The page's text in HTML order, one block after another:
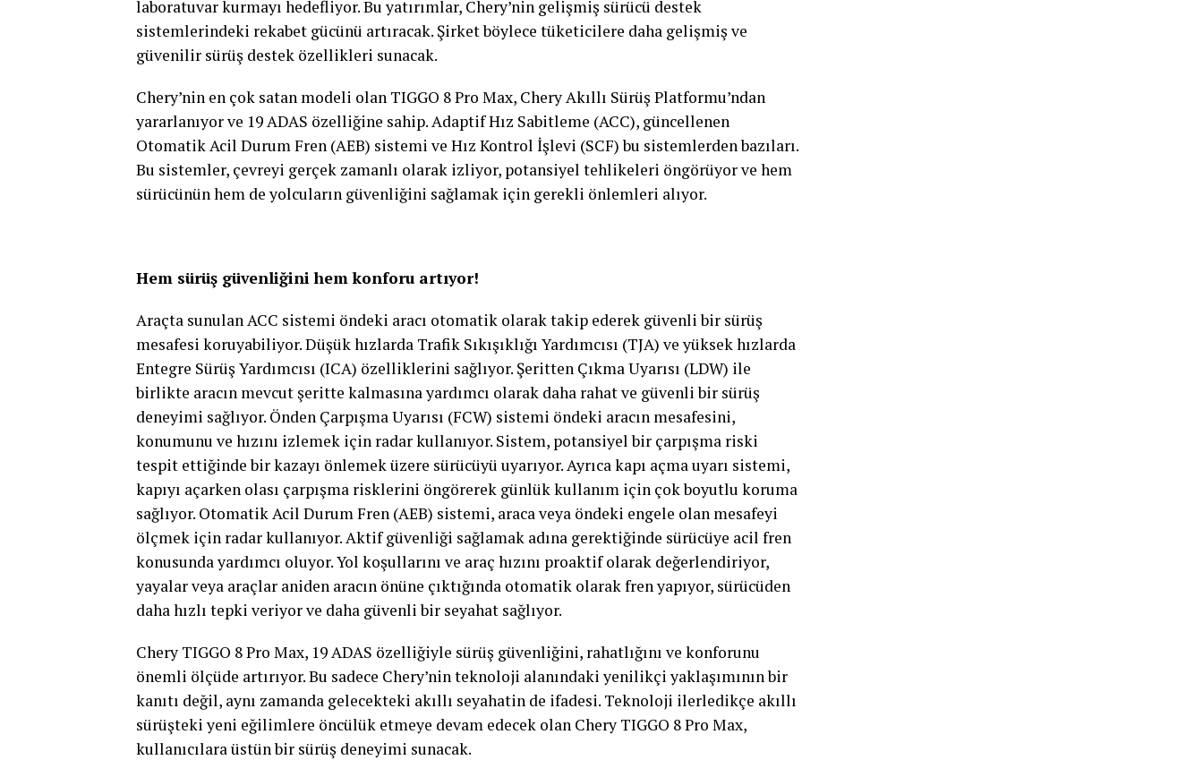
laboratuvar kurmayı hedefliyor. Bu yatırımlar, Chery’nin gelişmiş sürücü destek
sistemlerindeki rekabet gücünü artıracak. Şirket böylece tüketicilere daha gelişmiş ve
güvenilir sürüş destek özellikleri sunacak.
Chery’nin en çok satan modeli olan TIGGO 8 Pro Max, Chery Akıllı Sürüş Platformu’ndan
yararlanıyor ve 19 ADAS özelliğine sahip. Adaptif Hız Sabitleme (ACC), güncellenen
Otomatik Acil Durum Fren (AEB) sistemi ve Hız Kontrol İşlevi (SCF) bu sistemlerden bazıları.
Bu sistemler, çevreyi gerçek zamanlı olarak izliyor, potansiyel tehlikeleri öngörüyor ve hem
sürücünün hem de yolcuların güvenliğini sağlamak için gerekli önlemleri alıyor.
Hem sürüş güvenliğini hem konforu artıyor!
Araçta sunulan ACC sistemi öndeki aracı otomatik olarak takip ederek güvenli bir sürüş
mesafesi koruyabiliyor. Düşük hızlarda Trafik Sıkışıklığı Yardımcısı (TJA) ve yüksek hızlarda
Entegre Sürüş Yardımcısı (ICA) özelliklerini sağlıyor. Şeritten Çıkma Uyarısı (LDW) ile
birlikte aracın mevcut şeritte kalmasına yardımcı olarak daha rahat ve güvenli bir sürüş
deneyimi sağlıyor. Önden Çarpışma Uyarısı (FCW) sistemi öndeki aracın mesafesini,
konumunu ve hızını izlemek için radar kullanıyor. Sistem, potansiyel bir çarpışma riski
tespit ettiğinde bir kazayı önlemek üzere sürücüyü uyarıyor. Ayrıca kapı açma uyarı sistemi,
kapıyı açarken olası çarpışma risklerini öngörerek günlük kullanım için çok boyutlu koruma
sağlıyor. Otomatik Acil Durum Fren (AEB) sistemi, araca veya öndeki engele olan mesafeyi
ölçmek için radar kullanıyor. Aktif güvenliği sağlamak adına gerektiğinde sürücüye acil fren
konusunda yardımcı oluyor. Yol koşullarını ve araç hızını proaktif olarak değerlendiriyor,
yayalar veya araçlar aniden aracın önüne çıktığında otomatik olarak fren yapıyor, sürücüden
daha hızlı tepki veriyor ve daha güvenli bir seyahat sağlıyor.
Chery TIGGO 8 Pro Max, 19 ADAS özelliğiyle sürüş güvenliğini, rahatlığını ve konforunu
önemli ölçüde artırıyor. Bu sadece Chery’nin teknoloji alanındaki yenilikçi yaklaşımının bir
kanıtı değil, aynı zamanda gelecekteki akıllı seyahatin de ifadesi. Teknoloji ilerledikçe akıllı
sürüşteki yeni eğilimlere öncülük etmeye devam edecek olan Chery TIGGO 8 Pro Max,
kullanıcılara üstün bir sürüş deneyimi sunacak.